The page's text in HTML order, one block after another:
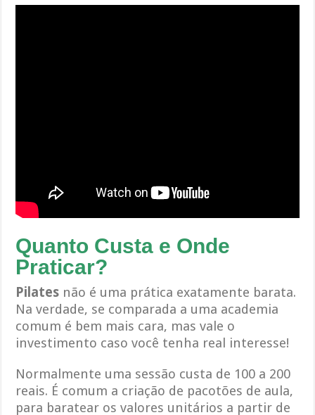
Quanto Custa e Onde
Praticar?
Pilates não é uma prática exatamente barata.
Na verdade, se comparada a uma academia
comum é bem mais cara, mas vale o
investimento caso você tenha real interesse!
Normalmente uma sessão custa de 100 a 200
reais. É comum a criação de pacotões de aula,
para baratear os valores unitários a partir de